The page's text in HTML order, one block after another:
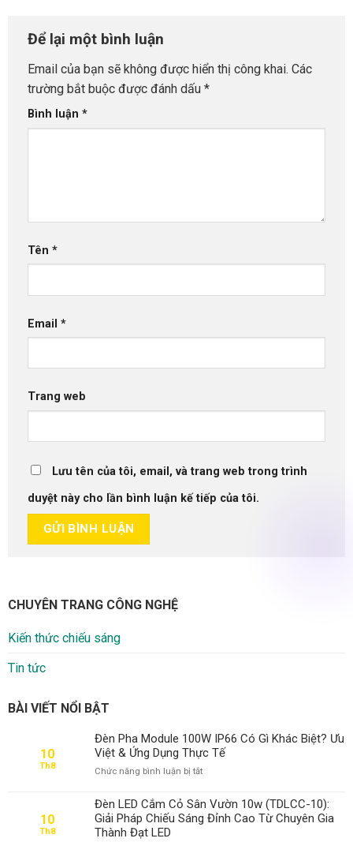
Để lại một bình luận
Email của bạn sẽ không được hiển thị công khai. Các
trường bắt buộc được đánh dấu *
Bình luận *
Tên *
Email *
Trang web
Lưu tên của tôi, email, và trang web trong trình
duyệt này cho lần bình luận kế tiếp của tôi.
CHUYÊN TRANG CÔNG NGHỆ
Kiến thức chiếu sáng
Tin tức
BÀI VIẾT NỔI BẬT
10
Th8
Đèn Pha Module 100W IP66 Có Gì Khác Biệt? Ưu
Việt & Ứng Dụng Thực Tế
Chức năng bình luận bị tắtở
Pha
Module
100W
10
Th8
Đèn LED Cắm Cỏ Sân Vườn 10w (TDLCC-10):
Giải Pháp Chiếu Sáng Đỉnh Cao Từ Chuyên Gia
Thành Đạt LED